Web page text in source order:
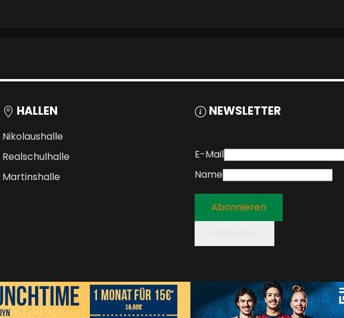
HALLEN
Nikolaushalle
Realschulhalle
Martinshalle
NEWSLETTER
E-Mail
Name
Abonnieren